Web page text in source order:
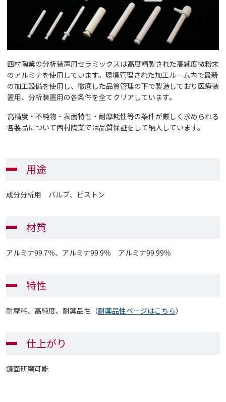
西村陶業の分析装置用セラミックスは高度精製された高純度微粉末
のアルミナを使用しています。環境管理された加工ルーム内で最新
の加工設備を使用し、徹底した品質管理の下で製造しており医療装
置用、分析装置用の各条件を全てクリアしています。
高精度・不純物・表面特性・耐摩耗性等の条件が厳しく求められる
各製品について西村陶業では品質保証をして納入しています。
用途
成分分析用 バルブ、ピストン
材質
アルミナ99.7％、アルミナ99.9％ アルミナ99.99％
特性
耐摩耗、高純度、耐薬品性（耐薬品性ページはこちら）
仕上がり
鏡面研磨可能